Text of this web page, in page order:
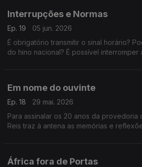
Interrupções e Normas
Ep. 19
05 jun. 2026
É obrigatório transmitir o sinal horário?
do hino nacional? É possível interromper
Em nome do ouvinte
Ep. 18
29 mai. 2026
Para assinalar os 20 anos da provedoria
Reis traz à antena as memórias e
África fora de Portas